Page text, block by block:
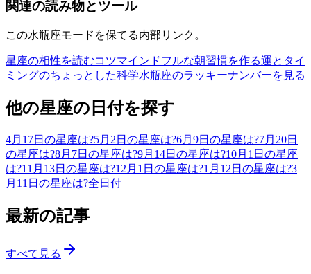
関連の読み物とツール
この水瓶座モードを保てる内部リンク。
星座の相性を読むコツマインドフルな朝習慣を作る運とタイ
ミングのちょっとした科学水瓶座のラッキーナンバーを見る
他の星座の日付を探す
4月17日の星座は?5月2日の星座は?6月9日の星座は?7月20日
の星座は?8月7日の星座は?9月14日の星座は?10月1日の星座
は?11月13日の星座は?12月1日の星座は?1月12日の星座は?3
月11日の星座は?全日付
最新の記事
すべて見る